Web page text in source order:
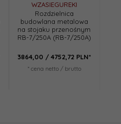
WZASIEGUREKI
Rozdzielnica
budowlana metalowa
na stojaku przenośnym
RB-7/250A (RB-7/250A)
3864,00 / 4752,72 PLN*
* cena netto / brutto